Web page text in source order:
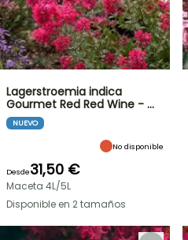
Lagerstroemia indica
Gourmet Red Red Wine - …
NUEVO
No disponible
Desde31,50 €
Maceta 4L/5L
Disponible en 2 tamaños